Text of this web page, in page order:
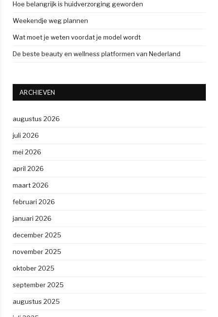
Hoe belangrijk is huidverzorging geworden
Weekendje weg plannen
Wat moet je weten voordat je model wordt
De beste beauty en wellness platformen van Nederland
ARCHIEVEN
augustus 2026
juli 2026
mei 2026
april 2026
maart 2026
februari 2026
januari 2026
december 2025
november 2025
oktober 2025
september 2025
augustus 2025